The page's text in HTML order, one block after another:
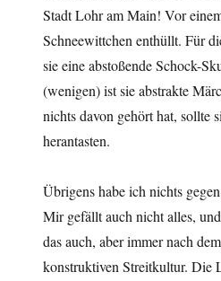
Stadt Lohr am Main! Vor
Schneewittchen enthüllt. Für
sie eine abstoßende Schock-
(wenigen) ist sie abstrakte
nichts davon gehört hat, sollte
herantasten.
Übrigens habe ich nichts
Mir gefällt auch nicht alles,
das auch, aber immer nach
konstruktiven Streitkultur. Die